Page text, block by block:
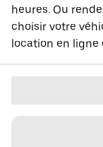
heures. Ou
choisir votre
location en ligne